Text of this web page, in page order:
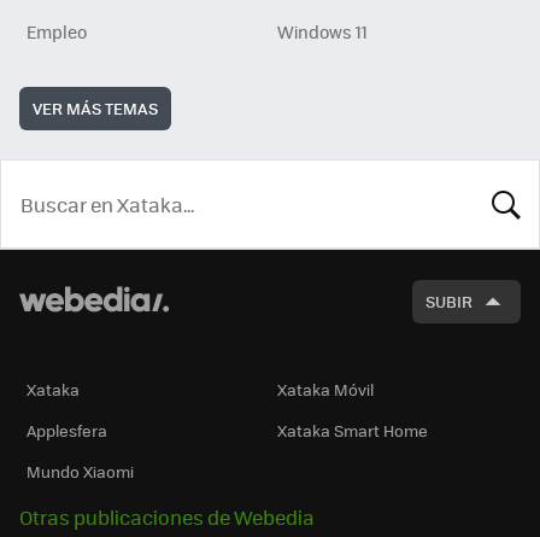
Empleo
Windows 11
VER MÁS TEMAS
SUBIR
Xataka
Xataka Móvil
Applesfera
Xataka Smart Home
Mundo Xiaomi
Otras publicaciones de Webedia